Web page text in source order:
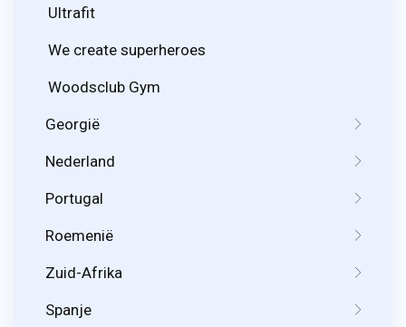
Ultrafit
We create superheroes
Woodsclub Gym
Georgië
Nederland
Portugal
Roemenië
Zuid-Afrika
Spanje